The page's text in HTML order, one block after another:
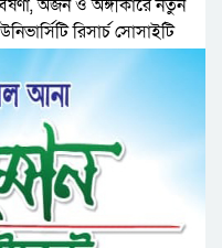
অর্জন ও অঙ্গীকারে নতুন
রিসার্চ সোসাইটি
আবুল কাহের চৌধুরী জুলাই
মিছিল সম্পন্ন
সিলেটে বৃক্ষ রোপনের